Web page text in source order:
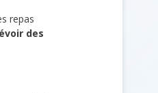
repas
des